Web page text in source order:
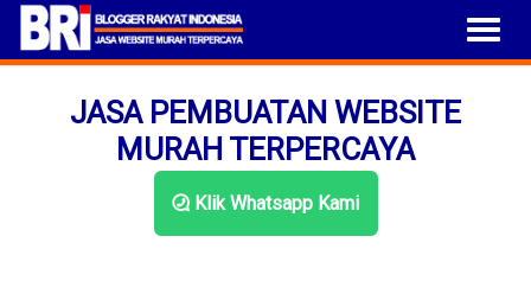
JASA PEMBUATAN WEBSITE
MURAH TERPERCAYA
Klik Whatsapp Kami